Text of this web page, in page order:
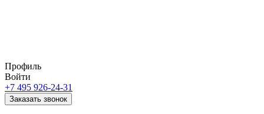
Профиль
Войти
+7 495 926-24-31
Заказать звонок